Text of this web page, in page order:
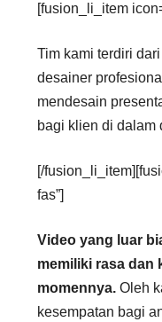
[fusion_li_item
Tim kami terdiri
desainer
mendesain
bagi klien di dalam
[/
fas”]
Video yang luar
memiliki rasa dan
momennya. Oleh
kesempatan bagi